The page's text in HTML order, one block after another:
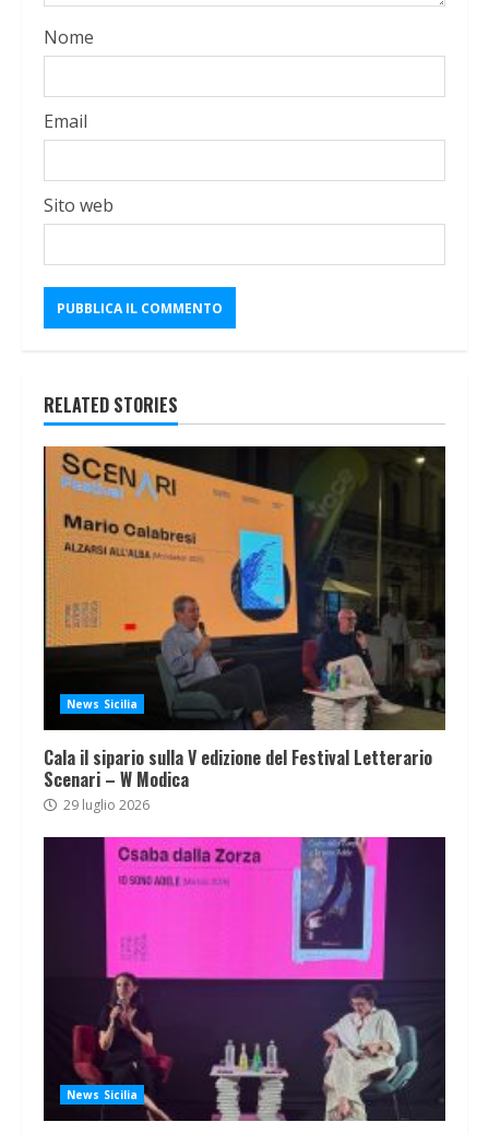
Nome
Email
Sito web
RELATED STORIES
News Sicilia
Cala il sipario sulla V edizione del Festival Letterario
Scenari – W Modica
29 luglio 2026
News Sicilia